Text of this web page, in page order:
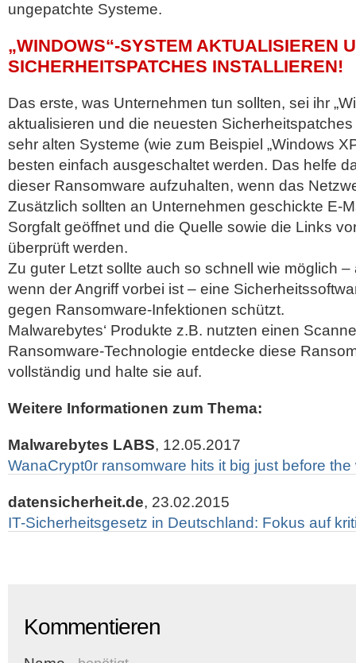
ungepatchte Systeme.
„WINDOWS“-SYSTEM AKTUALISIEREN
SICHERHEITSPATCHES INSTALLIEREN!
Das erste, was Unternehmen tun sollten, sei ihr
aktualisieren und die neuesten
sehr alten Systeme (wie zum Beispiel „Windows
besten einfach ausgeschaltet werden. Das helfe
dieser Ransomware aufzuhalten, wenn das
Zusätzlich sollten an Unternehmen geschickte E-
Sorgfalt geöffnet und die Quelle sowie die Links
überprüft werden.
Zu guter Letzt sollte auch so schnell wie möglich –
wenn der Angriff vorbei ist – eine
gegen Ransomware-Infektionen schützt.
Malwarebytes‘ Produkte z.B. nutzten einen
Ransomware-Technologie entdecke diese
vollständig und halte sie auf.
Weitere Informationen zum Thema:
Malwarebytes LABS, 12.05.2017
WanaCrypt0r ransomware hits it big just before
datensicherheit.de, 23.02.2015
IT-Sicherheitsgesetz in Deutschland: Fokus auf
Kommentieren